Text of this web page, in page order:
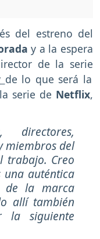
del estreno del
y a la espera
de la serie
de lo que será la
serie de Netflix,
directores,
miembros del
trabajo. Creo
una auténtica
de la marca
allí también
la siguiente